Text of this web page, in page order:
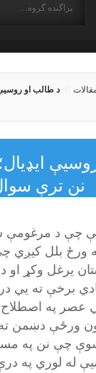
پراگنده گروه…
د طالب او
نن ترې
چې د مرغومې
ورځ بلل کيږي
يرغل وکړ او
برخې ته يي
عصر په
ورځې دښمن
شوې چې نن په
له لوري په